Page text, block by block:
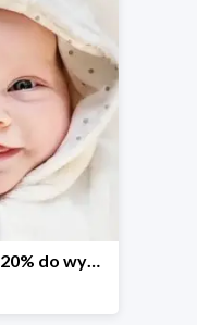
BOBAS dodatkowe 20% do wyprzedaży